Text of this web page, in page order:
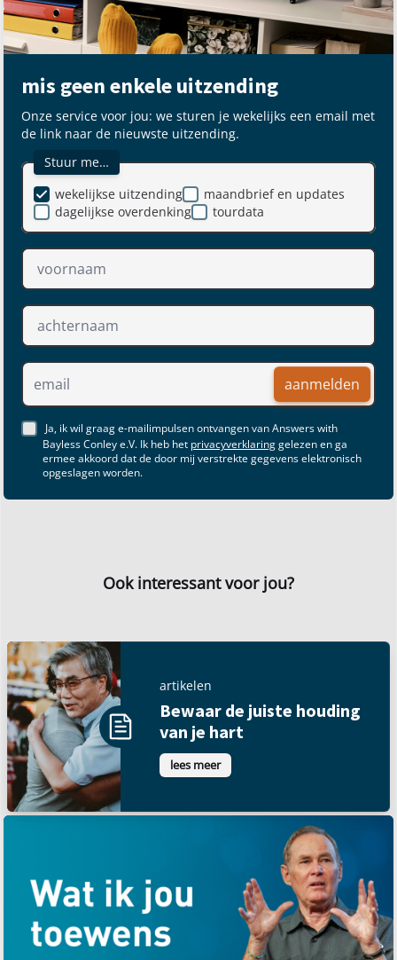
mis geen enkele uitzending
Onze service voor jou: we sturen je wekelijks een email met
de link naar de nieuwste uitzending.
Stuur me…
maandbrief en updates
dagelijkse overdenking
wekelijkse uitzending
tourdata
aanmelden
Ja, ik wil graag e-mailimpulsen ontvangen van Answers with
Bayless Conley e.V. Ik heb het privacyverklaringgelezen en ga
ermee akkoord dat de door mij verstrekte gegevens elektronisch
opgeslagen worden.
Ook interessant voor jou?
artikelen
Bewaar de juiste houding
van je hart
lees meer